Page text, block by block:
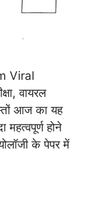
Viral
वायरल
आज का यह
महत्वपूर्ण होने
के पेपर में